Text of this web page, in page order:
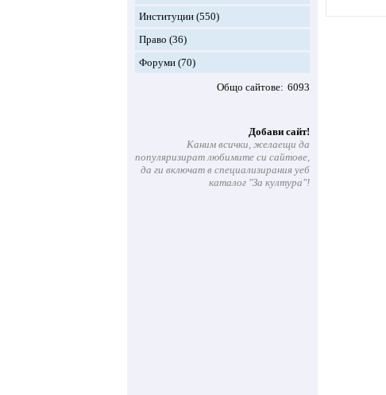
Институции (550)
Право (36)
Форуми (70)
Общо сайтове 6093
Добави сайт!
Каним всички, желаещи да
популяризират любимите си сайтове,
да ги включат в специализирания уеб
каталог "За култура"!